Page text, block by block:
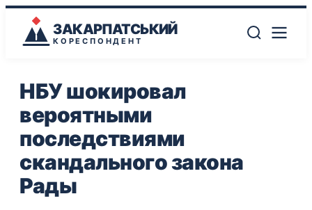
ЗАКАРПАТСЬКИЙ
КОРЕСПОНДЕНТ
НБУ шокировал
вероятными
последствиями
скандального закона
Рады